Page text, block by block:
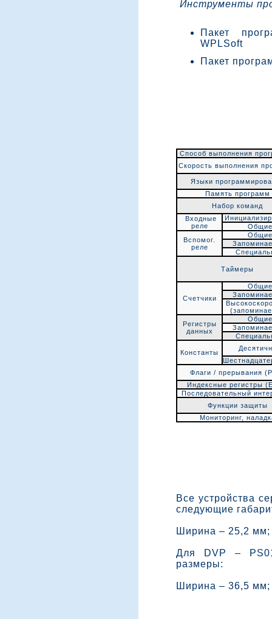
Инструменты
Пакет
WPLSoft
Пакет
Способ выполнения
Скорость выполнения
Языки
Память программ
Набор команд
Входные
реле
Общие
Вспомог.
реле
Общие
Таймеры
Счетчики
Общие
Регистры
данных
Общие
Константы
Флаги / прерывания
Индексные регистры
Последовательный
Функции защиты
Мониторинг,
Все устройства
следующие
Ширина – 25,2
Для DVP –
размеры:
Ширина – 36,5